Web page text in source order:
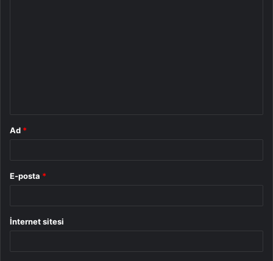
Ad *
E-posta *
İnternet sitesi